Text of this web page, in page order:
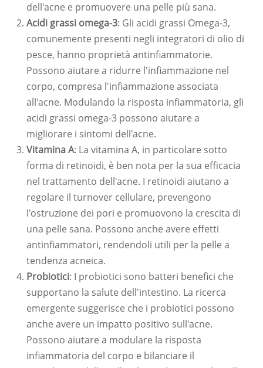
dell'acne e promuovere una pelle più sana.
Acidi grassi omega-3: Gli acidi grassi Omega-3,
comunemente presenti negli integratori di olio di
pesce, hanno proprietà antinfiammatorie.
Possono aiutare a ridurre l'infiammazione nel
corpo, compresa l'infiammazione associata
all'acne. Modulando la risposta infiammatoria, gli
acidi grassi omega-3 possono aiutare a
migliorare i sintomi dell'acne.
Vitamina A: La vitamina A, in particolare sotto
forma di retinoidi, è ben nota per la sua efficacia
nel trattamento dell'acne. I retinoidi aiutano a
regolare il turnover cellulare, prevengono
l'ostruzione dei pori e promuovono la crescita di
una pelle sana. Possono anche avere effetti
antinfiammatori, rendendoli utili per la pelle a
tendenza acneica.
Probiotici: I probiotici sono batteri benefici che
supportano la salute dell'intestino. La ricerca
emergente suggerisce che i probiotici possono
anche avere un impatto positivo sull'acne.
Possono aiutare a modulare la risposta
infiammatoria del corpo e bilanciare il